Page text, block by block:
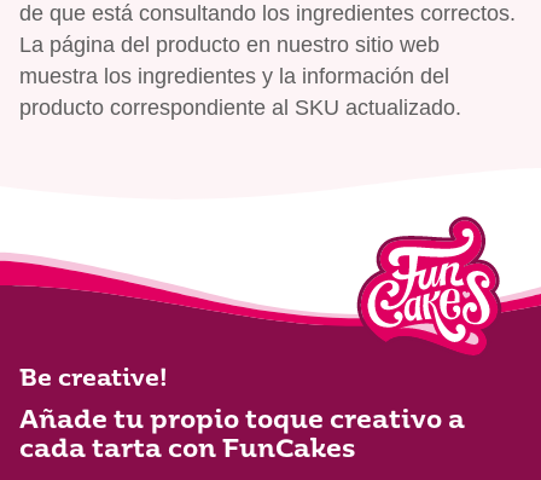
de que está consultando los ingredientes correctos.
La página del producto en nuestro sitio web
muestra los ingredientes y la información del
producto correspondiente al SKU actualizado.
Be creative!
Añade tu propio toque creativo a
cada tarta con FunCakes